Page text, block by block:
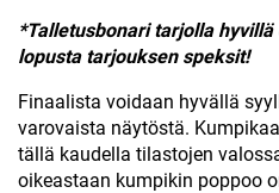
*Talletusbonari tarjolla
lopusta tarjouksen speksit!
Finaalista voidaan hyvällä
varovaista näytöstä.
tällä kaudella tilastojen
oikeastaan kumpikin poppoo